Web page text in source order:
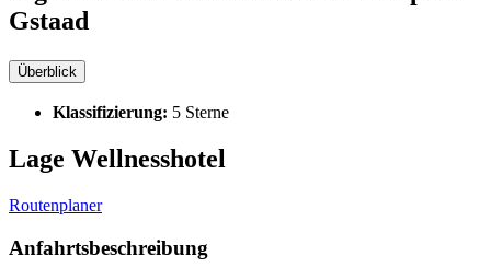
Gstaad
Überblick
Klassifizierung: 5 Sterne
Lage Wellnesshotel
Routenplaner
Anfahrtsbeschreibung